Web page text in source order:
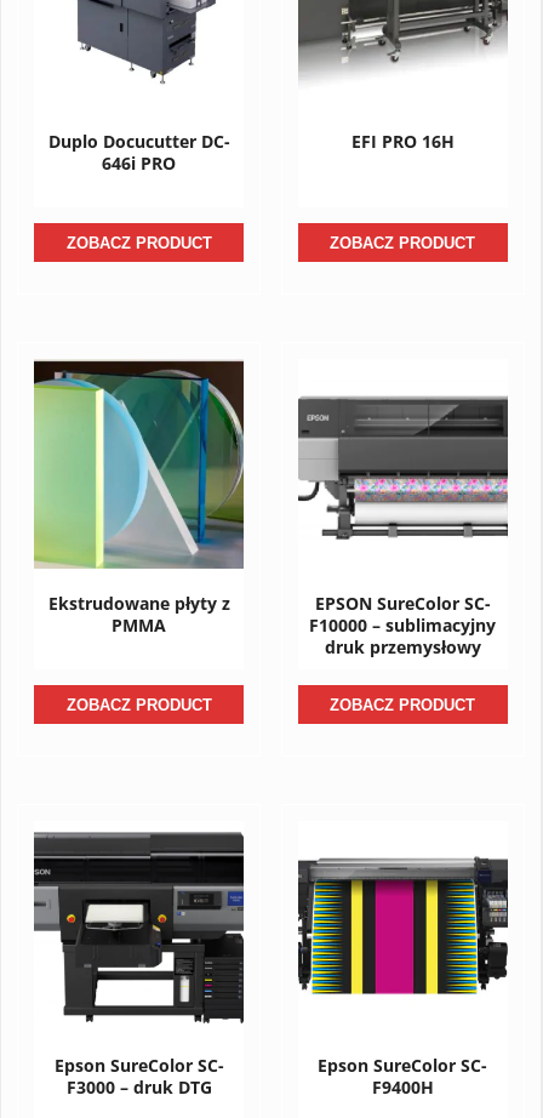
Duplo Docucutter DC-
646i PRO
ZOBACZ PRODUCT
EFI PRO 16H
ZOBACZ PRODUCT
Ekstrudowane płyty z
PMMA
ZOBACZ PRODUCT
EPSON SureColor SC-
F10000 – sublimacyjny
druk przemysłowy
ZOBACZ PRODUCT
Epson SureColor SC-
F3000 – druk DTG
Epson SureColor SC-
F9400H